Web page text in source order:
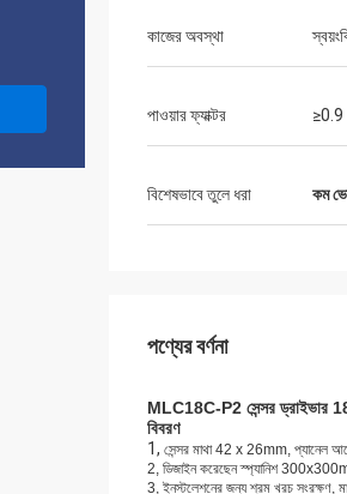
কাজের অবস্থা
পাওয়ার ফ্যাক্টর ≥0.9
বিশেষভাবে তুলে ধরা কম
পণ্যের বর্ণনা
MLC18C-P2 সেন্সর ড্রাইভার
বিবরণ
1, সেন্সর মাথা 42 x 26mm, প্যানেল
2, ডিজাইন করেছেন স্প্যানিশ
3, ইনস্টলেশনের জন্য শ্রম খরচ সংরক্ষণ,